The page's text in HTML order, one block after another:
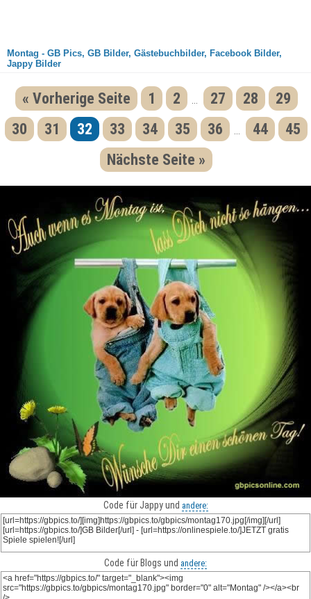
Montag - GB Pics, GB Bilder, Gästebuchbilder, Facebook Bilder,
Jappy Bilder
« Vorherige Seite 1 2 27 28
29
30
31 32 33 34 35 36 44
45
Nächste Seite »
Code für Jappy und andere:
Code für Blogs und andere: